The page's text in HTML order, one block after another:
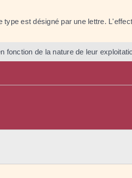
type est désigné par une lettre.
fonction de la nature de leur